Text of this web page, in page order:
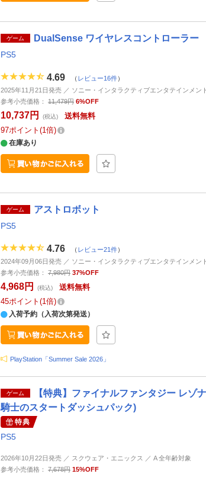
ゲーム DualSense ワイヤレスコントローラー
PS5
4.69 （ レビュー16件）
2025年11月21日発売 ／ ソニー・インタラクティブエンタテインメント
参考小売価格：
11,479円 6%OFF
10,737円 (税込)
送料無料
97ポイント 1倍
在庫あり
ゲーム アストロボット
PS5
4.76 （ レビュー21件）
2024年09月06日発売 ／ ソニー・インタラクティブエンタテインメン
参考小売価格：
7,980円 37%OFF
4,968円 (税込)
送料無料
45ポイント 1倍
入荷予約（入荷次第発送）
PlayStation「Summer Sale 2026」
ゲーム
【特典】ファイナルファンタジー レ
騎士のスタートダッシュパック)
特典
PS5
2026年10月22日発売 ／ スクウェア・エニックス ／ A 全年齢対象
参考小売価格：
7,678円 15%OFF